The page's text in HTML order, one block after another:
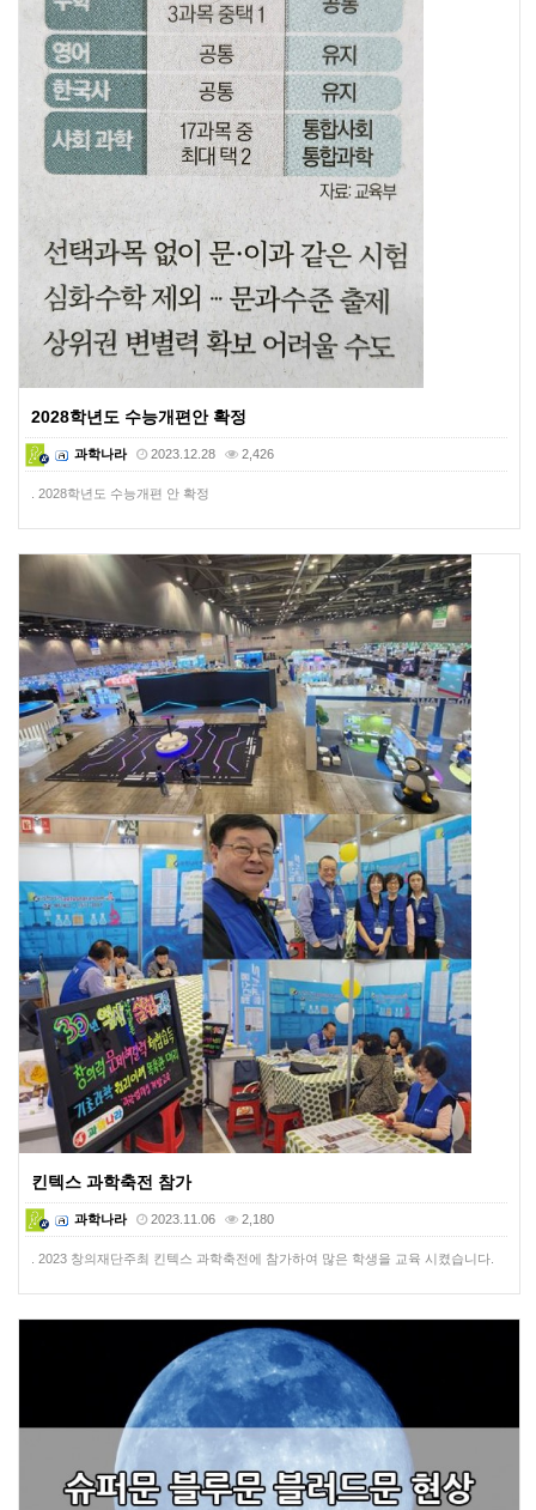
2028학년도 수능개편안 확정
과학나라 2023.12.28 2,426
. 2028학년도 수능개편 안 확정
킨텍스 과학축전 참가
과학나라 2023.11.06 2,180
. 2023 창의재단주최 킨텍스 과학축전에 참가하여 많은 학생을 교육 시켰습니다.